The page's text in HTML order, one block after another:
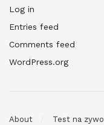
Log in
Entries feed
Comments feed
WordPress.org
About Test na zywo